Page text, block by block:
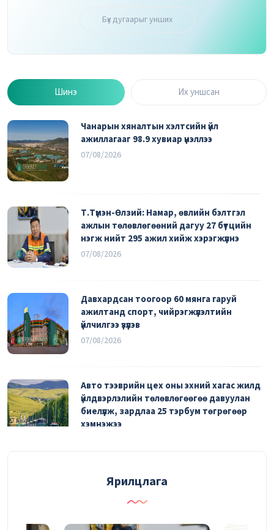
Бүх дугаарыг унших
Шинэ Их уншсан
Чанарын хяналтын хэлтсийн үйл
ажиллагааг 98.9 хувиар үнэллээ
07/08/2026
Т.Түмэн-Өлзий: Намар, өвлийн бэлтгэл
ажлын төлөвлөгөөний дагуу 27 бүтцийн
нэгж нийт 295 ажил хийж хэрэгжүүлнэ
07/08/2026
Давхардсан тоогоор 60 мянга гаруй
ажилтанд спорт, чийрэгжүүлэлтийн
үйлчилгээ үзүүлэв
07/08/2026
Авто тээврийн цех оны эхний хагас жилд
үйлдвэрлэлийн төлөвлөгөөгөө давуулан
биелүүлж, зардлаа 25 тэрбум төгрөгөөр
хэмнэжээ
Эрүүл мэндийн урьдчилан сэргийлэх үзлэгт
2290 ажилтан хамрагдаад байна
Ярилцлага